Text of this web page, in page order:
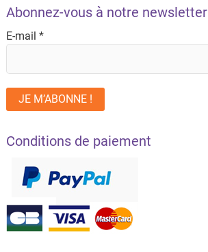
Abonnez-vous à notre newsletter
E-mail *
Conditions de paiement